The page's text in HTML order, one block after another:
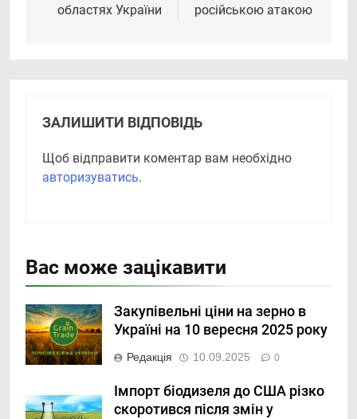
областях України російською атакою
ЗАЛИШИТИ ВІДПОВІДЬ
Щоб відправити коментар вам необхідно
авторизуватись.
Вас може зацікавити
Закупівельні ціни на зерно в
Україні на 10 вересня 2025 року
Редакція 10.09.2025 0
Імпорт біодизеля до США різко
скоротився після змін у